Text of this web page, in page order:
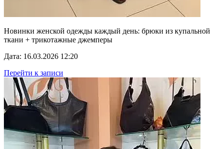
Новинки женской одежды каждый день: брюки из купальной
ткани + трикотажные джемперы
Дата: 16.03.2026 12:20
Перейти к записи